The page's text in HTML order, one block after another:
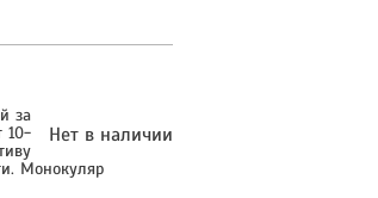
Нет в наличии
за
10-
Монокуляр